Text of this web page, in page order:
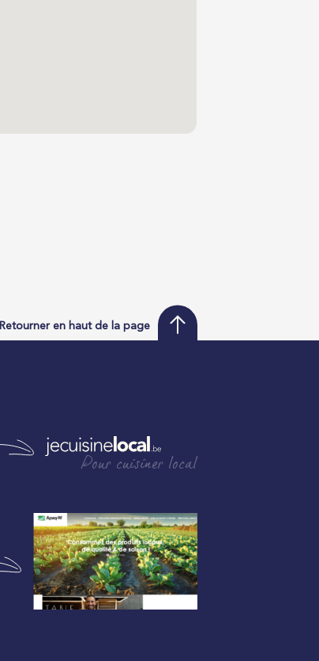
Retourner en haut de la page
Pour cuisiner local